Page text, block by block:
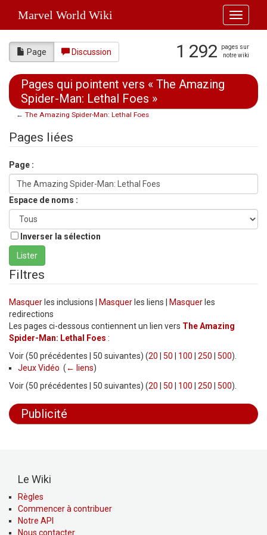
Toggle
Marvel World Wiki
Page Discussion 1 292
pages sur
notre wiki
Pages qui pointent vers « The Amazing
Spider-Man: Lethal Foes »
← The Amazing Spider-Man: Lethal Foes
Pages liées
Page :
Espace de noms :
Inverser la sélection
Filtres
Masquer les inclusions | Masquer les liens | Masquer les
redirections
Les pages ci-dessous contiennent un lien vers The Amazing
Spider-Man: Lethal Foes :
Voir (50 précédentes | 50 suivantes) (20 50 100 250 500).
Jeux Vidéo ( ← liens)
Voir (50 précédentes | 50 suivantes) (20 50 100 250 500).
Publicité
Le Wiki
Règles
Commencer à contribuer
Notre API
Nous contacter